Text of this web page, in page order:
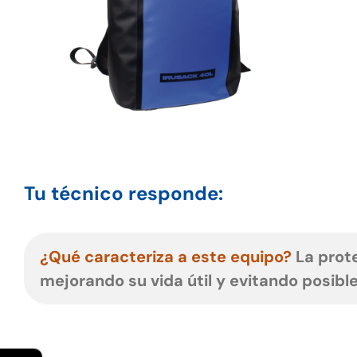
Tu técnico responde:
¿Qué caracteriza a este equipo? La
mejorando su vida útil y evitando